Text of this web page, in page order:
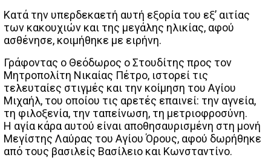
Κατά την υπερδεκαετή αυτή εξορία του εξ’ αιτίας
των κακουχιών και της μεγάλης ηλικίας, αφού
ασθένησε, κοιμήθηκε με ειρήνη.
Γράφοντας ο Θεόδωρος ο Στουδίτης προς τον
Μητροπολίτη Νικαίας Πέτρο, ιστορεί τις
τελευταίες στιγμές και την κοίμηση του Αγίου
Μιχαήλ, του οποίου τις αρετές επαινεί: την αγνεία,
τη φιλοξενία, την ταπείνωση, τη μετριοφροσύνη.
Η αγία κάρα αυτού είναι αποθησαυρισμένη στη μονή
Μεγίστης Λαύρας του Αγίου Όρους, αφού δωρήθηκε
από τους βασιλείς Βασίλειο και Κωνσταντίνο.